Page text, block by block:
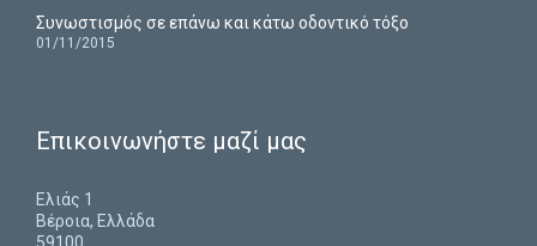
Συνωστισμός σε επάνω και κάτω οδοντικό τόξο
01/11/2015
Επικοινωνήστε μαζί μας
Ελιάς 1
Βέροια, Ελλάδα
59100